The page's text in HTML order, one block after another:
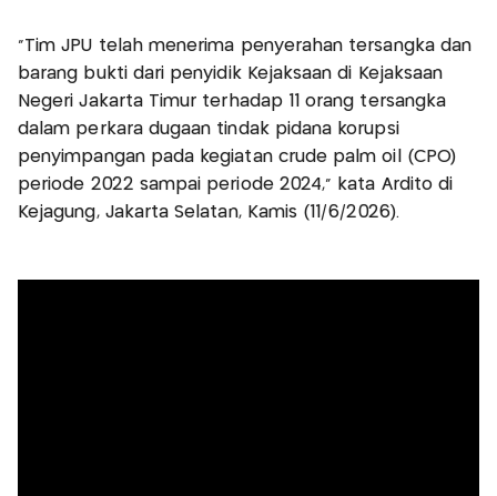
"Tim JPU telah menerima penyerahan tersangka dan
barang bukti dari penyidik Kejaksaan di Kejaksaan
Negeri Jakarta Timur terhadap 11 orang tersangka
dalam perkara dugaan tindak pidana korupsi
penyimpangan pada kegiatan crude palm oil (CPO)
periode 2022 sampai periode 2024," kata Ardito di
Kejagung, Jakarta Selatan, Kamis (11/6/2026).